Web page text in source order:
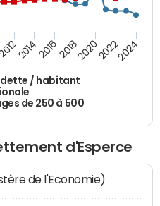
dette / habitant
de 250 à 500
201420162018202020222024
d'Esperce
de l'Economie)